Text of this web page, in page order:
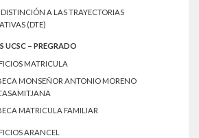
A LAS TRAYECTORIAS
(DTE)
UCSC – PREGRADO
MATRICULA
MONSEÑOR ANTONIO MORENO
MATRICULA FAMILIAR
ARANCEL